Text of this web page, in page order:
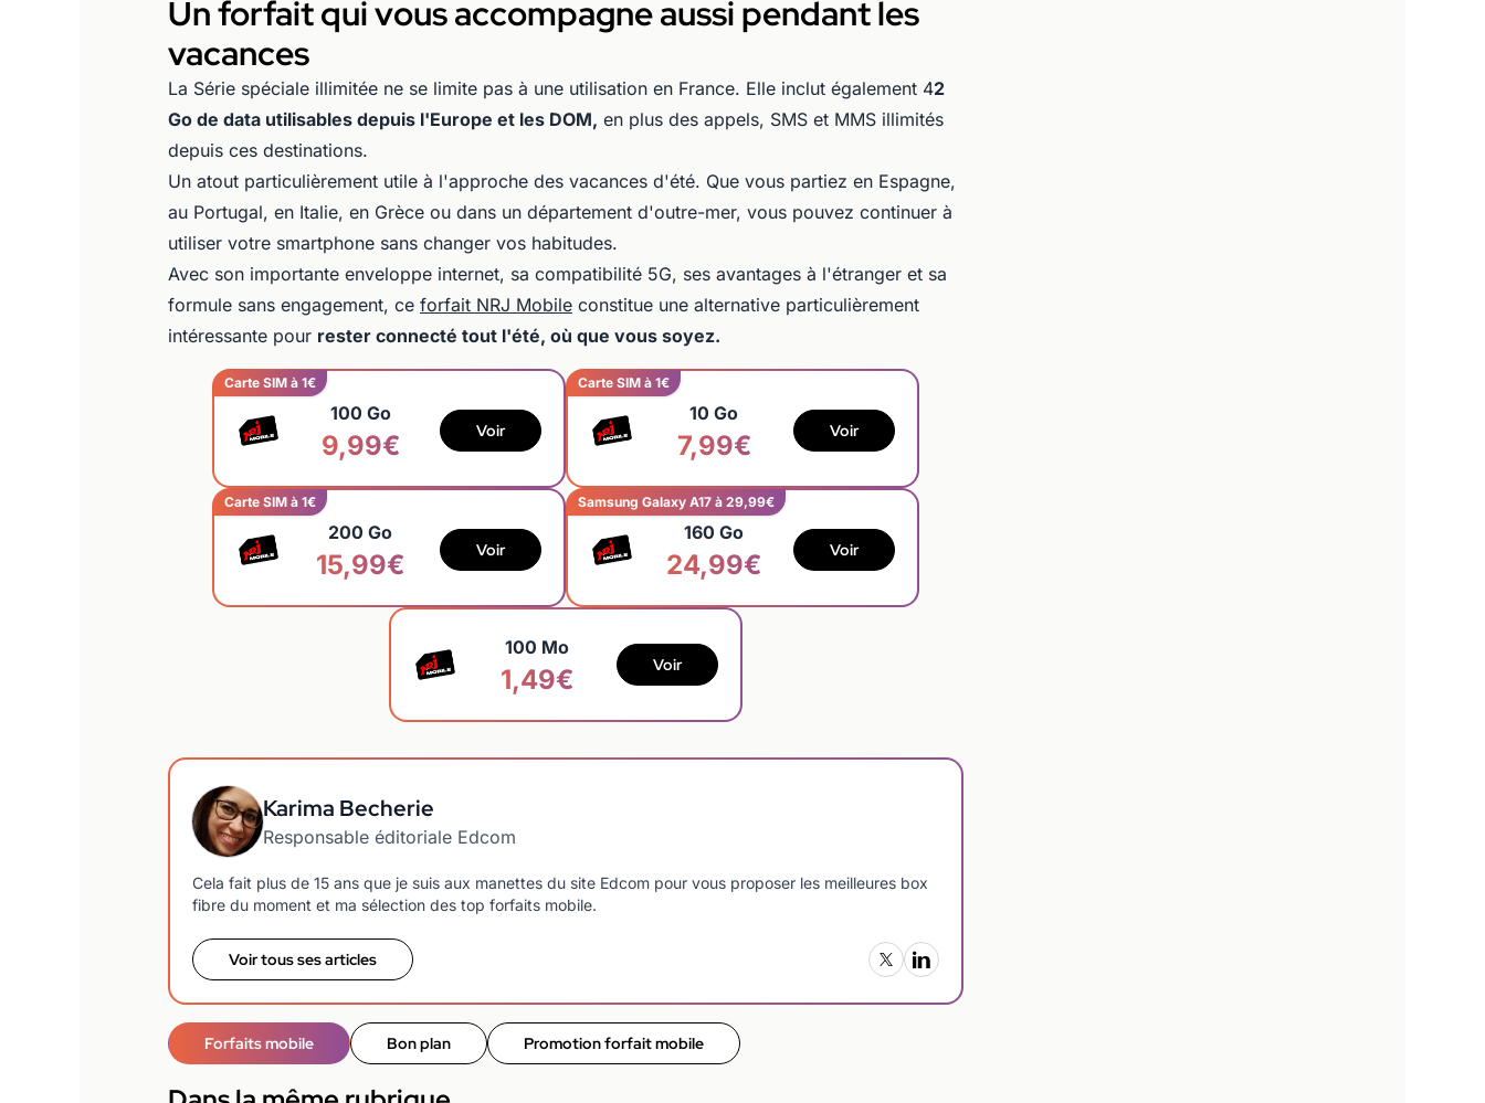
Un forfait qui vous accompagne aussi pendant les
vacances
La Série spéciale illimitée ne se limite pas à une utilisation en France. Elle inclut également 42
Go de data utilisables depuis l'Europe et les DOM, en plus des appels, SMS et MMS illimités
depuis ces destinations.
Un atout particulièrement utile à l'approche des vacances d'été. Que vous partiez en Espagne,
au Portugal, en Italie, en Grèce ou dans un département d'outre-mer, vous pouvez continuer à
utiliser votre smartphone sans changer vos habitudes.
Avec son importante enveloppe internet, sa compatibilité 5G, ses avantages à l'étranger et sa
formule sans engagement, ce forfait NRJ Mobile constitue une alternative particulièrement
intéressante pour rester connecté tout l'été, où que vous soyez.
Carte SIM à 1€
100 Go
9,99€ Voir
Carte SIM à 1€
10 Go
7,99€ Voir
Carte SIM à 1€
200 Go
15,99€ Voir
Samsung Galaxy A17 à 29,99€
160 Go
24,99€ Voir
100 Mo
1,49€ Voir
Karima Becherie
Responsable éditoriale Edcom
Cela fait plus de 15 ans que je suis aux manettes du site Edcom pour vous proposer les meilleures box
fibre du moment et ma sélection des top forfaits mobile.
Voir tous ses articles
Forfaits mobile Bon plan Promotion forfait mobile